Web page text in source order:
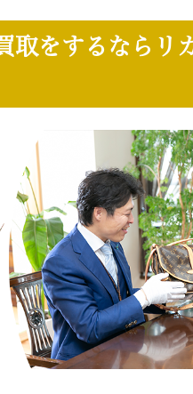
取をするならリ